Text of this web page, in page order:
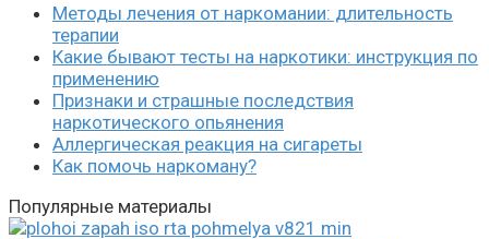
Методы лечения от наркомании: длительность
терапии
Какие бывают тесты на наркотики: инструкция по
применению
Признаки и страшные последствия
наркотического опьянения
Аллергическая реакция на сигареты
Как помочь наркоману?
Популярные материалы